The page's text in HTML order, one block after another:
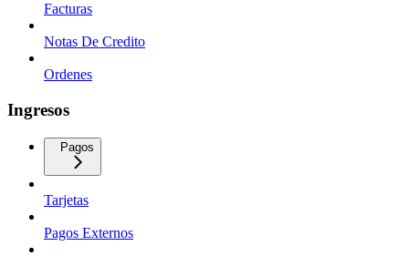
Facturas
Notas De Credito
Ordenes
Ingresos
Pagos
Tarjetas
Pagos Externos